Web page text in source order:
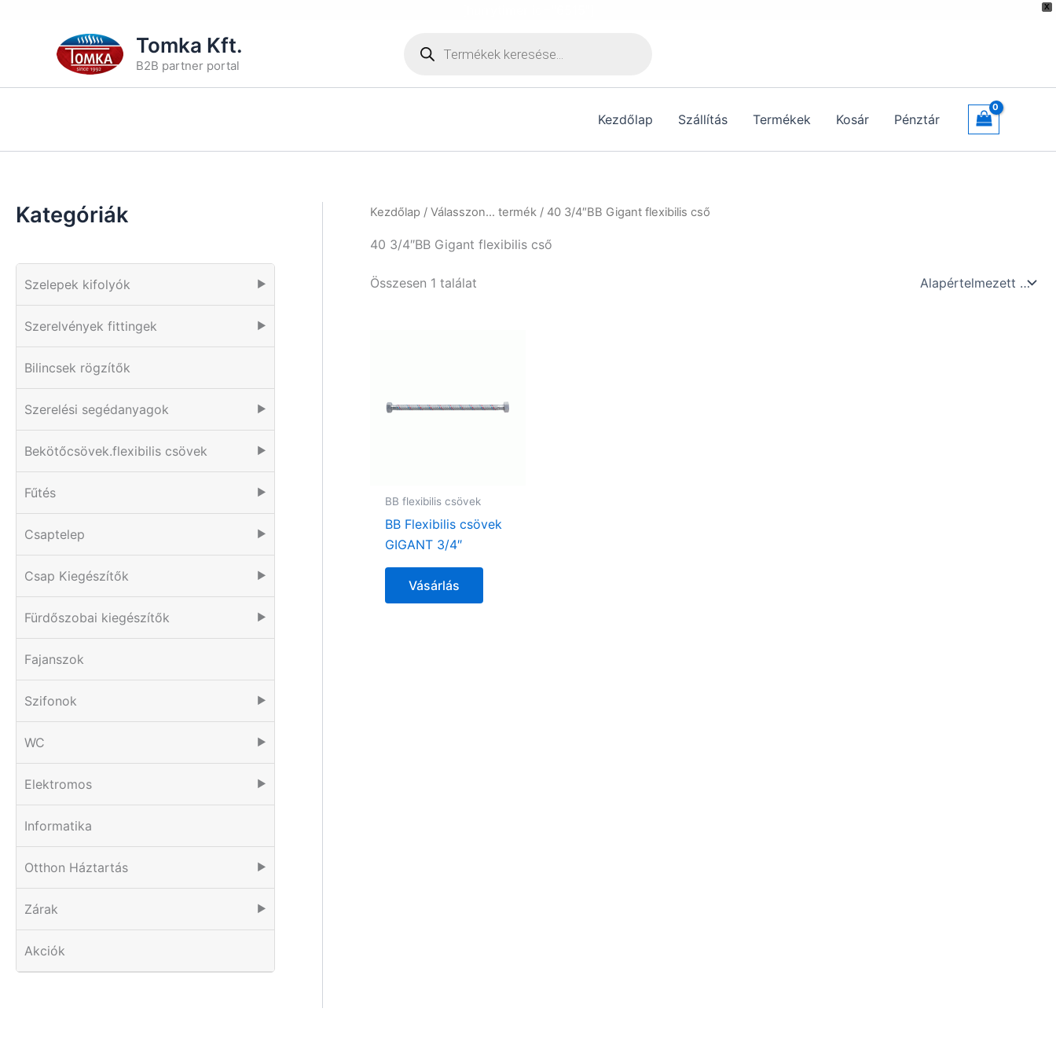
X
Tomka Kft.
B2B partner portal
search
Kezdőlap Szállítás Termékek Kosár Pénztár
Kategóriák
Szelepek kifolyók ▶
Szerelvények fittingek ▶
Bilincsek rögzítők
Szerelési segédanyagok ▶
Bekötőcsövek.flexibilis csövek ▶
Fűtés ▶
Csaptelep ▶
Csap Kiegészítők ▶
Fürdőszobai kiegészítők ▶
Fajanszok
Szifonok ▶
WC ▶
Elektromos ▶
Informatika
Otthon Háztartás ▶
Zárak ▶
Akciók
Kezdőlap / Válasszon... termék / 40 3/4″BB Gigant flexibilis cső
40 3/4″BB Gigant flexibilis cső
Összesen 1 találat
BB flexibilis csövek
BB Flexibilis csövek
GIGANT 3/4″
Vásárlás